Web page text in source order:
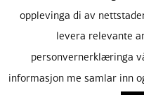
opplevinga di av
levera relevante
personvernerklæringa
informasjon me samlar inn